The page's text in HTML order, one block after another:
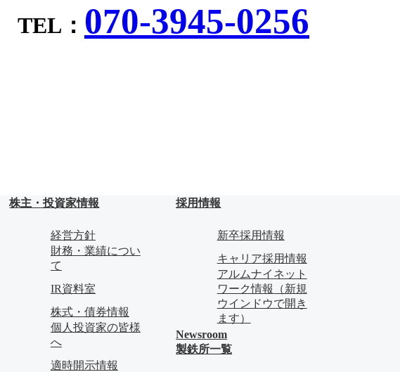
TEL： 070-3945-0256
株主・投資家情報
経営方針
財務・業績につい
て
IR資料室
株式・債券情報
個人投資家の皆様
へ
適時開示情報
採用情報
新卒採用情報
キャリア採用情報
アルムナイネット
ワーク情報 （新規
ウインドウで開き
ます）
Newsroom
製鉄所一覧